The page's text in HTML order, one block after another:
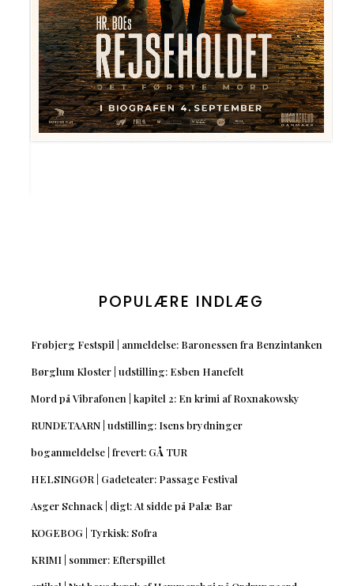
POPULÆRE INDLÆG
Frøbjerg Festspil | anmeldelse: Baronessen fra Benzintanken
Børglum Kloster | udstilling: Esben Hanefelt
Mord på Vibrafonen | kapitel 2: En krimi af Roxnakowsky
RUNDETAARN | udstilling: Isens brydninger
boganmeldelse | frevert: GÅ TUR
HELSINGØR | Gadeteater: Passage Festival
Asger Schnack | digt: At sidde på Palæ Bar
KOGEBOG | Tyrkisk: Sofra
KRIMI | sommer: Efterspillet